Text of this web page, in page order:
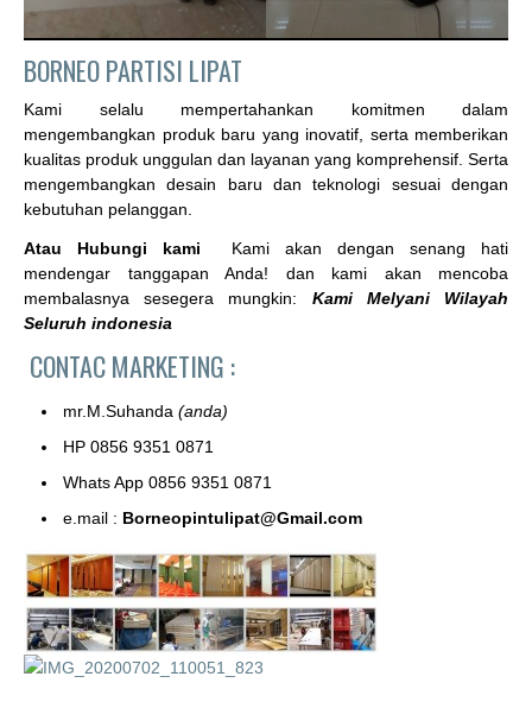
BORNEO PARTISI LIPAT
Kami selalu mempertahankan komitmen dalam
mengembangkan produk baru yang inovatif, serta memberikan
kualitas produk unggulan dan layanan yang komprehensif. Serta
mengembangkan desain baru dan teknologi sesuai dengan
kebutuhan pelanggan.
Atau Hubungi kami
Kami akan dengan senang hati
mendengar tanggapan Anda! dan kami akan mencoba
membalasnya sesegera mungkin: Kami Melyani Wilayah
Seluruh indonesia
CONTAC MARKETING :
mr.M.Suhanda (anda)
HP 0856 9351 0871
Whats App 0856 9351 0871
e.mail : Borneopintulipat@Gmail.com